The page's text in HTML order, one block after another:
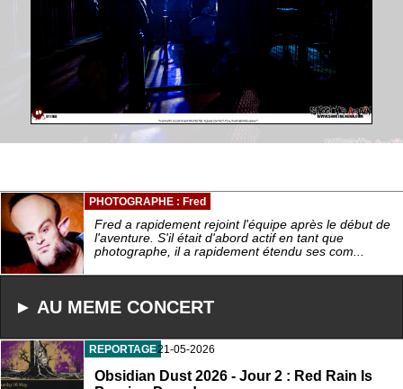
PHOTOGRAPHE : Fred
Fred a rapidement rejoint l'équipe après le début de
l'aventure. S'il était d'abord actif en tant que
photographe, il a rapidement étendu ses com...
► AU MEME CONCERT
REPORTAGE21-05-2026
Obsidian Dust 2026 - Jour 2 : Red Rain Is